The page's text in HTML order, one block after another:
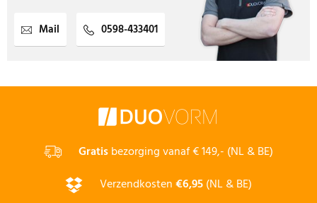
Mail 0598-433401
Gratisbezorging vanaf € 149,- (NL & BE)
Verzendkosten€6,95(NL & BE)